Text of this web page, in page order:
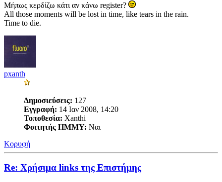
Μήπως κερδίζω κάτι αν κάνω register?
All those moments will be lost in time, like tears in the rain.
Time to die.
pxanth
Δημοσιεύσεις: 127
Εγγραφή: 14 Ιαν 2008, 14:20
Τοποθεσία: Xanthi
Φοιτητής ΗΜΜΥ: Ναι
Κορυφή
Re: Χρήσιμα links της Επιστήμης